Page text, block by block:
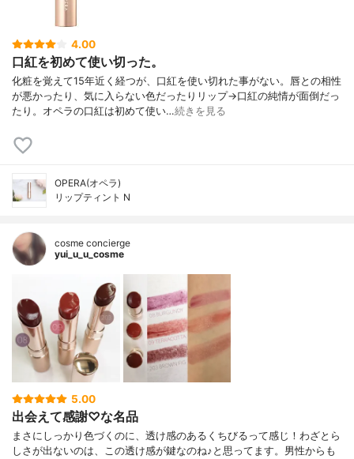
4.00
口紅を初めて使い切った。
化粧を覚えて15年近く経つが、口紅を使い切れた事がない。唇との相性
が悪かったり、気に入らない色だったりリップ→口紅の純情が面倒だっ
たり。オペラの口紅は初めて使い…続きを見る
OPERA(オペラ)
リップティント N
cosme concierge
yui_u_u_cosme
5.00
出会えて感謝♡な名品
まさにしっかり色づくのに、透け感のあるくちびるって感じ！わざとら
しさが出ないのは、この透け感が鍵なのね♪と思ってます。男性からも